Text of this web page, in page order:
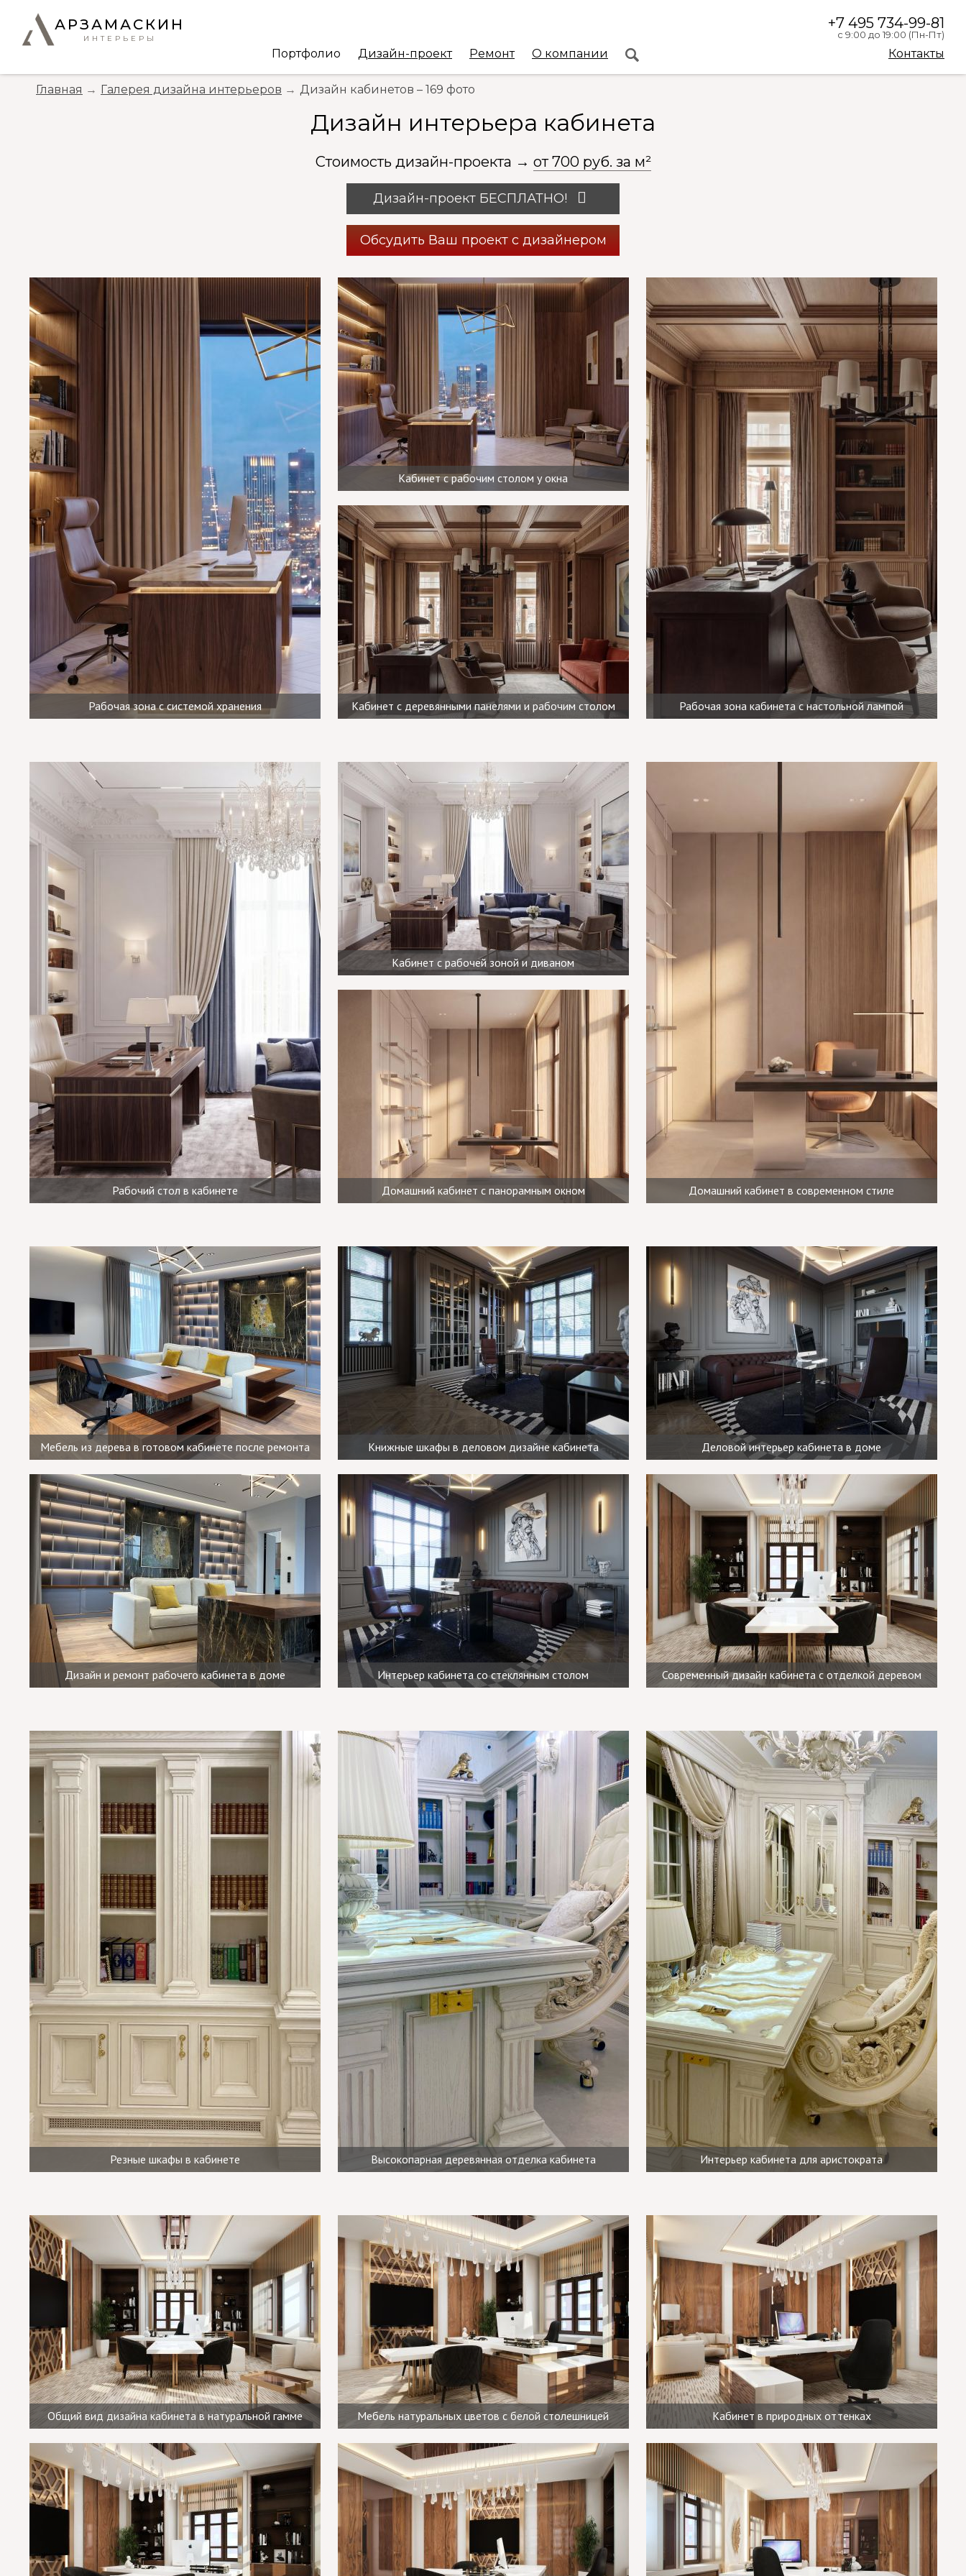
АРЗАМАСКИН
ИНТЕРЬЕРЫ
+7 495 734-99-81
с 9:00 до 19:00 (Пн-Пт)
Контакты
Портфолио Дизайн-проект Ремонт О компании
Главная Галерея дизайна интерьеров Дизайн кабинетов – 169 фото
Дизайн интерьера кабинета
Стоимость дизайн-проекта → от 700 руб. за м²
Дизайн-проект БЕСПЛАТНО!
Обсудить Ваш проект с дизайнером
Рабочая зона с системой хранения
Кабинет с рабочим столом у окна
Кабинет с деревянными панелями и рабочим столом Рабочая зона кабинета с настольной лампой
Рабочий стол в кабинете
Кабинет с рабочей зоной и диваном
Домашний кабинет с панорамным окном Домашний кабинет в современном стиле
Мебель из дерева в готовом кабинете после ремонта
Дизайн и ремонт рабочего кабинета в доме
Книжные шкафы в деловом дизайне кабинета
Интерьер кабинета со стеклянным столом
Деловой интерьер кабинета в доме
Современный дизайн кабинета с отделкой деревом
Резные шкафы в кабинете Высокопарная деревянная отделка кабинета Интерьер кабинета для аристократа
Общий вид дизайна кабинета в натуральной гамме Мебель натуральных цветов с белой столешницей Кабинет в природных оттенках